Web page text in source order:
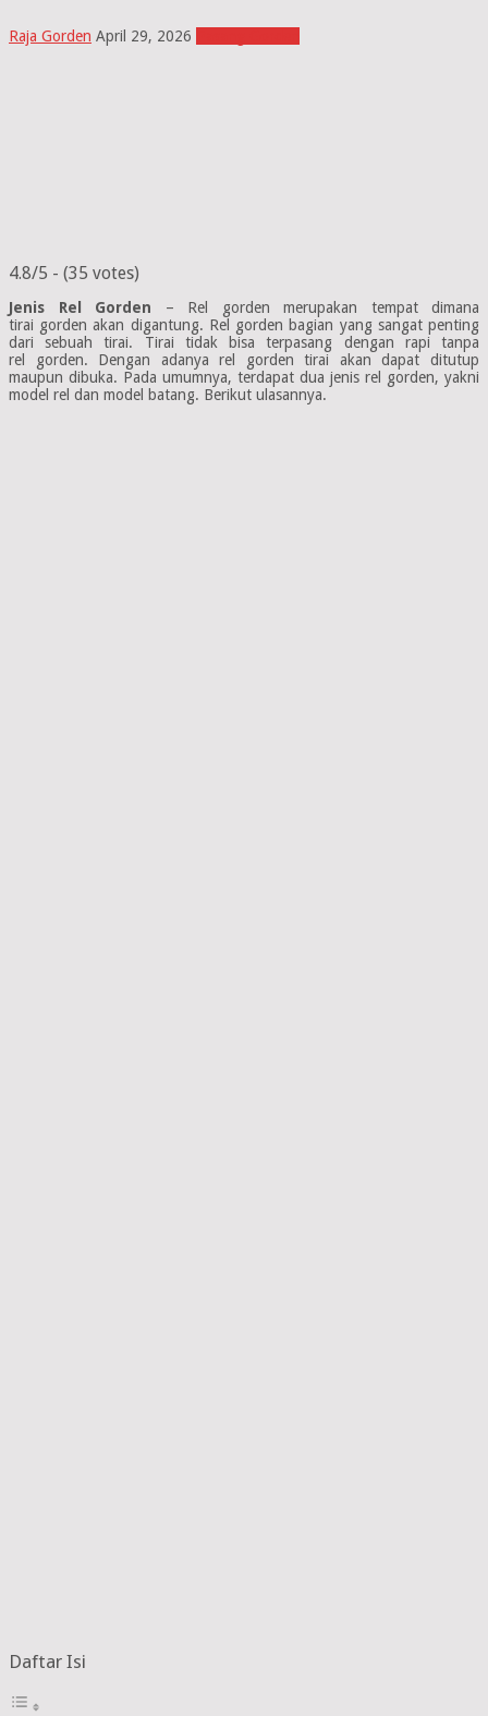
Raja Gorden April 29, 2026
4.8/5 - (35 votes)
Jenis Rel Gorden – Rel gorden merupakan tempat dimana
tirai gorden akan digantung. Rel gorden bagian yang sangat penting
dari sebuah tirai. Tirai tidak bisa terpasang dengan rapi tanpa
rel gorden. Dengan adanya rel gorden tirai akan dapat ditutup
maupun dibuka. Pada umumnya, terdapat dua jenis rel gorden, yakni
model rel dan model batang. Berikut ulasannya.
Daftar Isi